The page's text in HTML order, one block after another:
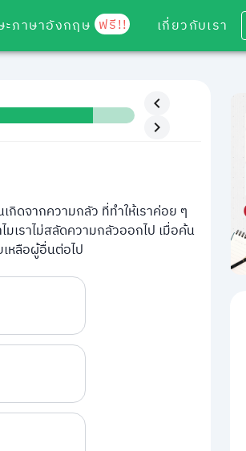
ภาษาอังกฤษ ฟรี!! เกี่ยวกับเรา
กิดจากความกลัว ที่ทำให้เราค่อย ๆ
เราไม่สลัดความกลัวออกไป เมื่อค้น
หลือผู้อื่นต่อไป